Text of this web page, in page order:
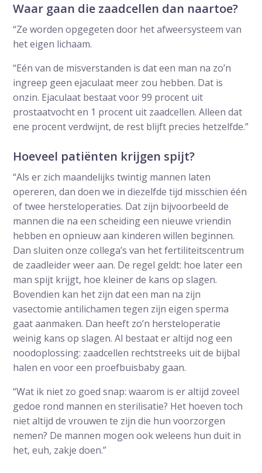
Waar gaan die zaadcellen dan naartoe?
“Ze worden opgegeten door het afweersysteem van
het eigen lichaam.
“Eén van de misverstanden is dat een man na zo’n
ingreep geen ejaculaat meer zou hebben. Dat is
onzin. Ejaculaat bestaat voor 99 procent uit
prostaatvocht en 1 procent uit zaadcellen. Alleen dat
ene procent verdwijnt, de rest blijft precies hetzelfde.”
Hoeveel patiënten krijgen spijt?
“Als er zich maandelijks twintig mannen laten
opereren, dan doen we in diezelfde tijd misschien één
of twee hersteloperaties. Dat zijn bijvoorbeeld de
mannen die na een scheiding een nieuwe vriendin
hebben en opnieuw aan kinderen willen beginnen.
Dan sluiten onze collega’s van het fertiliteitscentrum
de zaadleider weer aan. De regel geldt: hoe later een
man spijt krijgt, hoe kleiner de kans op slagen.
Bovendien kan het zijn dat een man na zijn
vasectomie antilichamen tegen zijn eigen sperma
gaat aanmaken. Dan heeft zo’n hersteloperatie
weinig kans op slagen. Al bestaat er altijd nog een
noodoplossing: zaadcellen rechtstreeks uit de bijbal
halen en voor een proefbuisbaby gaan.
“Wat ik niet zo goed snap: waarom is er altijd zoveel
gedoe rond mannen en sterilisatie? Het hoeven toch
niet altijd de vrouwen te zijn die hun voorzorgen
nemen? De mannen mogen ook weleens hun duit in
het, euh, zakje doen.”